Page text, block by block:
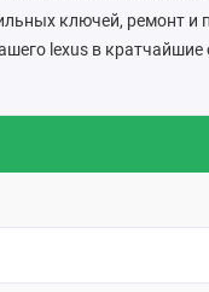
ключей, ремонт
lexus в кратчайшие